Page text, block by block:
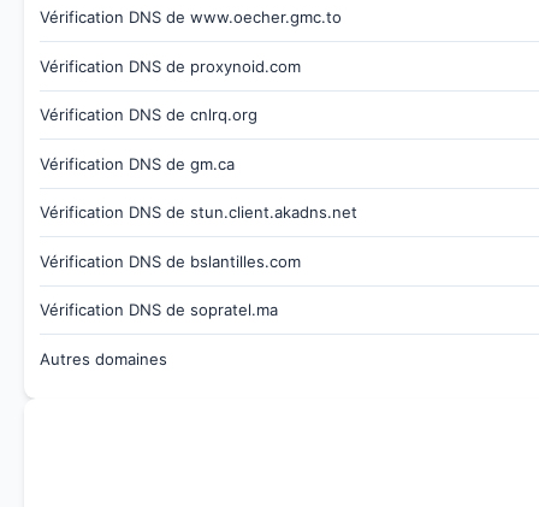
Vérification DNS de www.oecher.gmc.to
Vérification DNS de proxynoid.com
Vérification DNS de cnlrq.org
Vérification DNS de gm.ca
Vérification DNS de stun.client.akadns.net
Vérification DNS de bslantilles.com
Vérification DNS de sopratel.ma
Autres domaines